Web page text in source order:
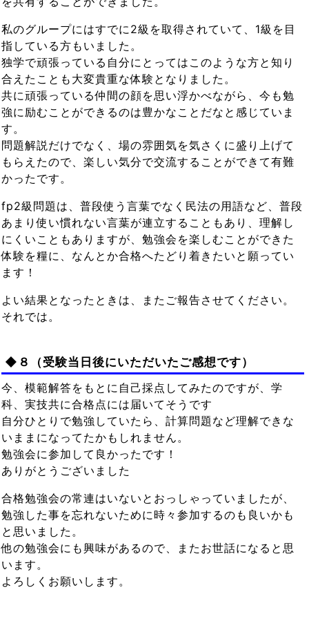
私のグループにはすでに2級を取得されていて、1級を目
指している方もいました。
独学で頑張っている自分にとってはこのような方と知り
合えたことも大変貴重な体験となりました。
共に頑張っている仲間の顔を思い浮かべながら、今も勉
強に励むことができるのは豊かなことだなと感じていま
す。
問題解説だけでなく、場の雰囲気を気さくに盛り上げて
もらえたので、楽しい気分で交流することができて有難
かったです。
fp2級問題は、普段使う言葉でなく民法の用語など、普段
あまり使い慣れない言葉が連立することもあり、理解し
にくいこともありますが、勉強会を楽しむことができた
体験を糧に、なんとか合格へたどり着きたいと願ってい
ます！
よい結果となったときは、またご報告させてください。
それでは。
◆８（受験当日後にいただいたご感想です）
今、模範解答をもとに自己採点してみたのですが、学
科、実技共に合格点には届いてそうです
自分ひとりで勉強していたら、計算問題など理解できな
いままになってたかもしれません。
勉強会に参加して良かったです！
ありがとうございました
合格勉強会の常連はいないとおっしゃっていましたが、
勉強した事を忘れないために時々参加するのも良いかも
と思いました。
他の勉強会にも興味があるので、またお世話になると思
います。
よろしくお願いします。